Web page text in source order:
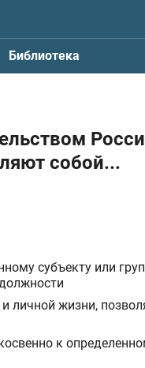
Библиотека
собой...
субъекту или
личной жизни,
к